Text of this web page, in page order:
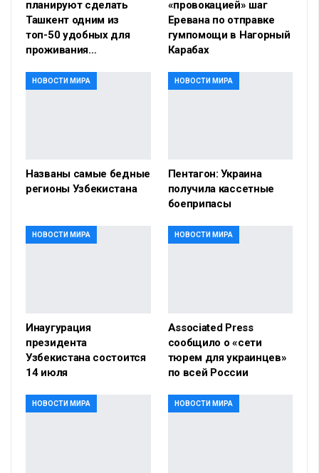
планируют сделать
Ташкент одним из
топ-50 удобных для
проживания…
«провокацией» шаг
Еревана по отправке
гумпомощи в Нагорный
Карабах
НОВОСТИ МИРА
Названы самые бедные
регионы Узбекистана
НОВОСТИ МИРА
Пентагон: Украина
получила кассетные
боеприпасы
НОВОСТИ МИРА
Инаугурация
президента
Узбекистана состоится
14 июля
НОВОСТИ МИРА
Associated Press
сообщило о «сети
тюрем для украинцев»
по всей России
НОВОСТИ МИРА НОВОСТИ МИРА